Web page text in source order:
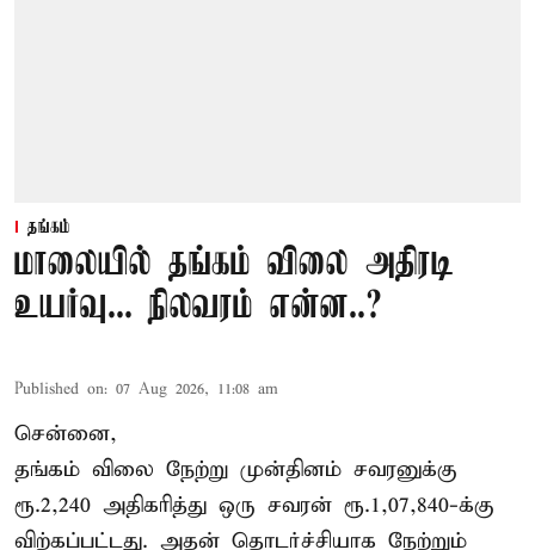
தங்கம்
மாலையில் தங்கம் விலை அதிரடி
உயர்வு... நிலவரம் என்ன..?
Published on: 07 Aug 2026, 11:08 am
சென்னை,
தங்கம் விலை நேற்று முன்தினம் சவரனுக்கு
ரூ.2,240 அதிகரித்து ஒரு சவரன் ரூ.1,07,840-க்கு
விற்கப்பட்டது. அதன் தொடர்ச்சியாக நேற்றும்